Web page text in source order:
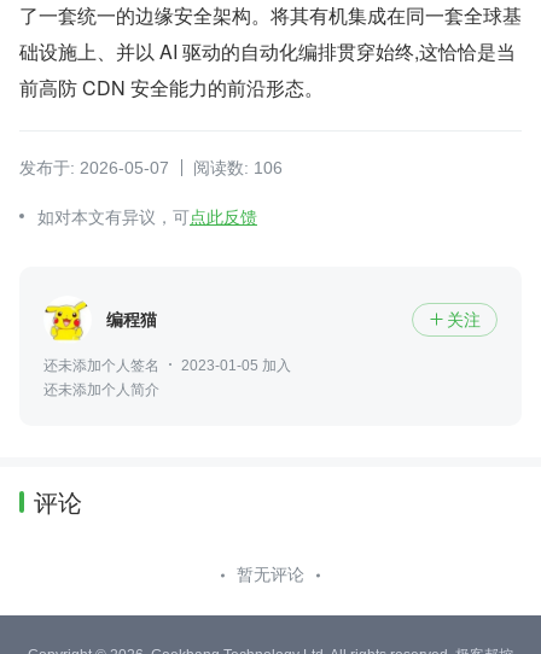
了一套统一的边缘安全架构。将其有机集成在同一套全球基
础设施上、并以 AI 驱动的自动化编排贯穿始终,这恰恰是当
前高防 CDN 安全能力的前沿形态。
发布于: 2026-05-07 阅读数: 106
如对本文有异议，可点此反馈
编程猫  关注
还未添加个人签名
2023-01-05 加入
还未添加个人简介
评论
暂无评论